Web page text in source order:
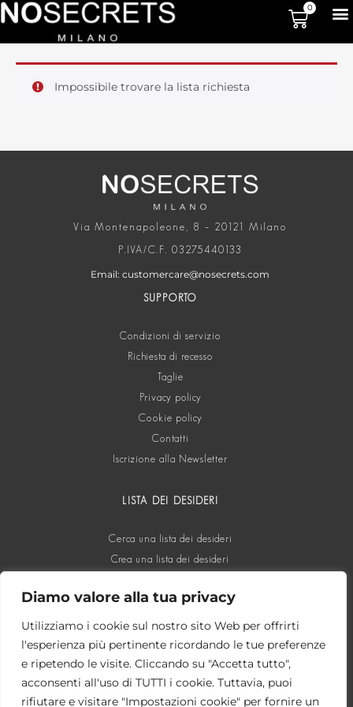
Diamo valore alla tua privacy
Utilizziamo i cookie sul nostro sito Web per offrirti
l'esperienza più pertinente ricordando le tue preferenze
e ripetendo le visite. Cliccando su "Accetta tutto",
acconsenti all'uso di TUTTI i cookie. Tuttavia, puoi
rifiutare e visitare "Impostazioni cookie" per fornire un
0
Impossibile trovare la lista richiesta
Via Montenapoleone, 8 – 20121 Milano
P.IVA/C.F. 03275440133
Email: customercare@nosecrets.com
SUPPORTO
Condizioni di servizio
Richiesta di recesso
Taglie
Privacy policy
Cookie policy
Contatti
Iscrizione alla Newsletter
LISTA DEI DESIDERI
Cerca una lista dei desideri
Crea una lista dei desideri
SOCIAL